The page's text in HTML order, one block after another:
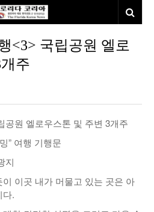
<3> 국립공원 엘로
주
공원 엘로우스톤 및 주변 3개주
” 여행 기행문
지
이곳 내가 머물고 있는 곳은 아
다.